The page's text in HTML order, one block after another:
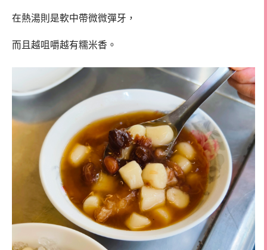
在熱湯則是軟中帶微微彈牙，
而且越咀嚼越有糯米香。